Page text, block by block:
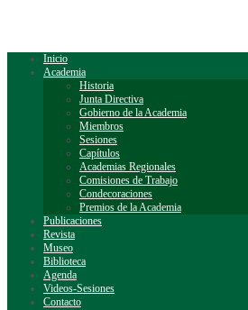
Inicio
Academia
Historia
Junta Directiva
Gobierno de la Academia
Miembros
Sesiones
Capítulos
Academias Regionales
Comisiones de Trabajo
Condecoraciones
Premios de la Academia
Publicaciones
Revista
Museo
Biblioteca
Agenda
Videos-Sesiones
Contacto